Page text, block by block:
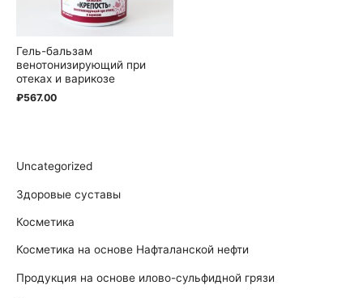
Uncategorized
Здоровые суставы
Косметика
Косметика на основе Нафталанской нефти
Продукция на основе илово-сульфидной грязи
Гель-бальзам
венотонизирующий при
отеках и варикозе
₽567.00